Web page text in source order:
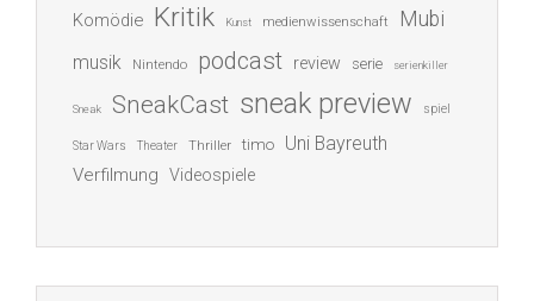
Komödie Kritik Kunst medienwissenschaft Mubi
musik Nintendo podcast review serie serienkiller
Sneak SneakCast sneak preview spiel
Star Wars Theater Thriller timo Uni Bayreuth
Verfilmung Videospiele